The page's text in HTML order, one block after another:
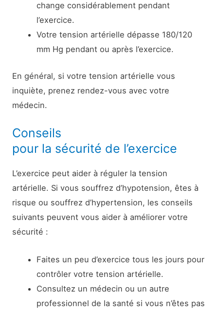
change considérablement pendant
l’exercice.
Votre tension artérielle dépasse 180/120
mm Hg pendant ou après l’exercice.
En général, si votre tension artérielle vous
inquiète, prenez rendez-vous avec votre
médecin.
Conseils
pour la sécurité de l’exercice
L’exercice peut aider à réguler la tension
artérielle. Si vous souffrez d’hypotension, êtes à
risque ou souffrez d’hypertension, les conseils
suivants peuvent vous aider à améliorer votre
sécurité :
Faites un peu d’exercice tous les jours pour
contrôler votre tension artérielle.
Consultez un médecin ou un autre
professionnel de la santé si vous n’êtes pas